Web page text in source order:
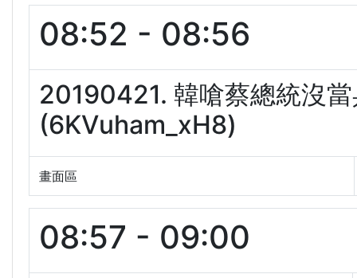
08:52 - 08:56
20190421. 韓嗆蔡總統沒
(6KVuham_xH8)
畫面區
08:57 - 09:00